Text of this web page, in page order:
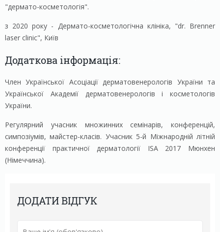
"дермато-косметологія".
з 2020 року - Дермато-косметологічна клініка, "dr. Brenner
laser clinic", Київ
Додаткова інформація:
Член Української Асоціації дерматовенерологів України та
Української Академії дерматовенерологів і косметологів
України.
Регулярний учасник множинних семінарів, конференцій,
симпозіумів, майстер-класів. Учасник 5-й Міжнародній літній
конференції практичної дерматології ISA 2017 Мюнхен
(Німеччина).
ДОДАТИ ВІДГУК